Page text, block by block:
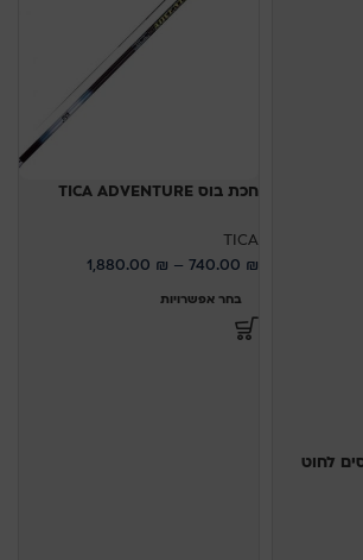
חכת בוס TICA ADVENTURE
TICA
740.00 ₪
–
1,880.00 ₪
בחר אפשרויות